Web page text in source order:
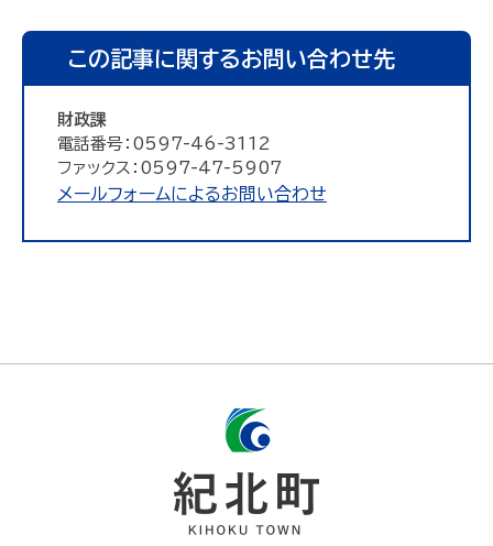
この記事に関するお問い合わせ先
財政課
電話番号：0597-46-3112
ファックス：0597-47-5907
メールフォームによるお問い合わせ